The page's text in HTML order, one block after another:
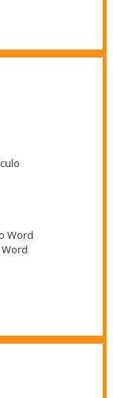
Word
Word